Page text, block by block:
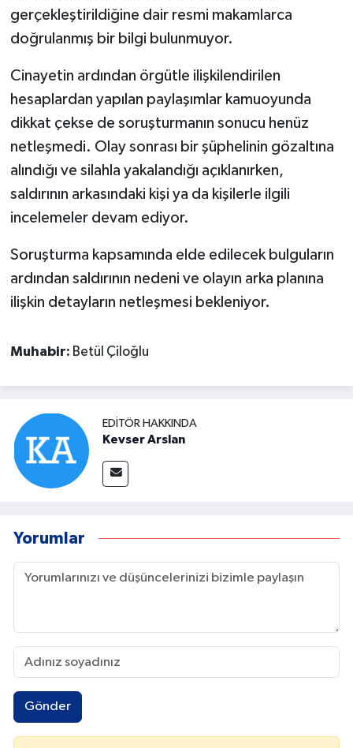
gerçekleştirildiğine dair resmi makamlarca
doğrulanmış bir bilgi bulunmuyor.
Cinayetin ardından örgütle ilişkilendirilen
hesaplardan yapılan paylaşımlar kamuoyunda
dikkat çekse de soruşturmanın sonucu henüz
netleşmedi. Olay sonrası bir şüphelinin gözaltına
alındığı ve silahla yakalandığı açıklanırken,
saldırının arkasındaki kişi ya da kişilerle ilgili
incelemeler devam ediyor.
Soruşturma kapsamında elde edilecek bulguların
ardından saldırının nedeni ve olayın arka planına
ilişkin detayların netleşmesi bekleniyor.
Muhabir: Betül Çiloğlu
EDITÖR HAKKINDA
Kevser Arslan
Yorumlar
Gönder